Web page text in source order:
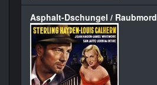
Asphalt-Dschungel / Raubmord